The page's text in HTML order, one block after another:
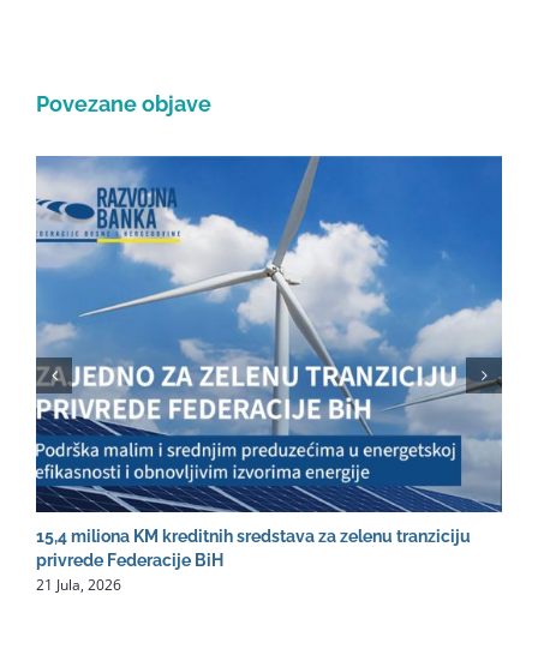
Povezane objave
15,4 miliona KM kreditnih sredstava za zelenu tranziciju
privrede Federacije BiH
21 Jula, 2026